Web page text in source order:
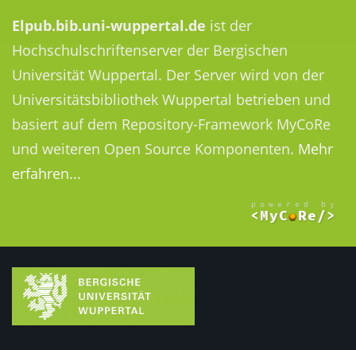
Elpub.bib.uni-wuppertal.de ist der
Hochschulschriftenserver der Bergischen
Universität Wuppertal. Der Server wird von der
Universitätsbibliothek Wuppertal betrieben und
basiert auf dem Repository-Framework MyCoRe
und weiteren Open Source Komponenten. Mehr
erfahren...